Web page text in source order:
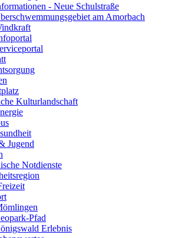
- Neue Schulstraße
am Amorbach
Kulturlandschaft
Jugend
Notdienste
Pfad
Erlebnis